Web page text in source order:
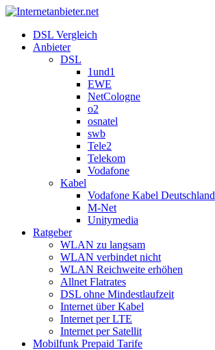
DSL Vergleich
Anbieter
DSL
1und1
EWE
NetCologne
o2
osnatel
swb
Tele2
Telekom
Vodafone
Kabel
Vodafone Kabel Deutschland
M-Net
Unitymedia
Ratgeber
WLAN zu langsam
WLAN verbindet nicht
WLAN Reichweite erhöhen
Allnet Flatrates
DSL ohne Mindestlaufzeit
Internet über Kabel
Internet per LTE
Internet per Satellit
Mobilfunk Prepaid Tarife